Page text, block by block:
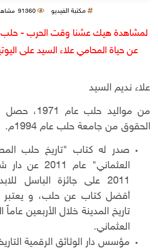
مكتبة الفيديو 91360 مشاهدة
لمشاهدة هيك عشنا وقت الحرب - حلب -
عن حياة المحامي علاء السيد على
علاء نديم السيد
من مواليد حلب
الحقوق من جامعة حلب عام 1994م.
صدر له كتاب "تاريخ حلب
العثماني" عام
2011 على جائزة الباسل
أقضل كتاب عن حلب، و يعتبر
تاريخ المدينة خلال الأربعين عاماً
العثماني.
مؤسس دار الوثائق الرقمية التاريخية